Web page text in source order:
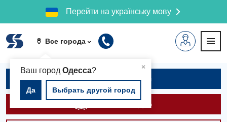
Перейти на українську мову
Все города
×
Ваш город Одесса?
Да Выбрать другой город
Записаться на приём
Вызвать скорую